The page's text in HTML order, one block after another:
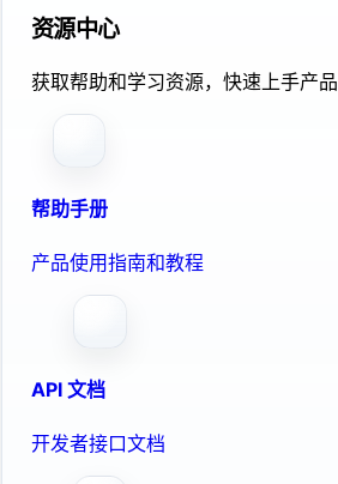
资源中心
获取帮助和学习资源，快速上手产品
帮助手册
产品使用指南和教程
API 文档
开发者接口文档